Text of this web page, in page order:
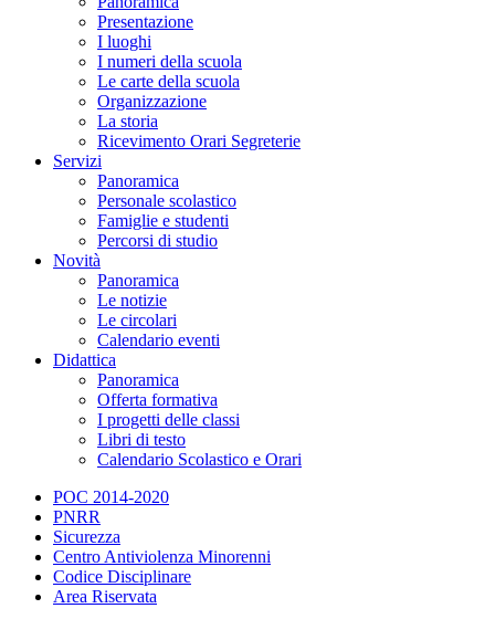
Presentazione
I luoghi
I numeri della scuola
Le carte della scuola
Organizzazione
La storia
Ricevimento Orari Segreterie
Servizi
Panoramica
Personale scolastico
Famiglie e studenti
Percorsi di studio
Novità
Panoramica
Le notizie
Le circolari
Calendario eventi
Didattica
Panoramica
Offerta formativa
I progetti delle classi
Libri di testo
Calendario Scolastico e Orari
POC 2014-2020
PNRR
Sicurezza
Centro Antiviolenza Minorenni
Codice Disciplinare
Area Riservata